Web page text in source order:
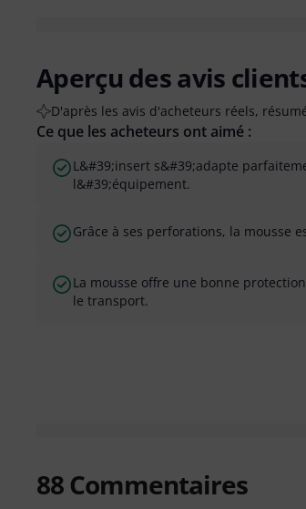
Aperçu des avis
D'après les avis d'acheteurs réels,
Ce que les acheteurs ont aimé :
L&#39;insert s&#39;adapte
l&#39;équipement.
Grâce à ses perforations, la mousse
La mousse offre une bonne
le transport.
88 Commentaires